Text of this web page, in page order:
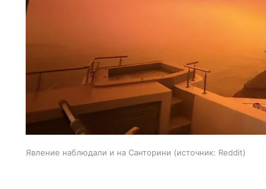
Явление наблюдали и на Санторини источник: Reddit